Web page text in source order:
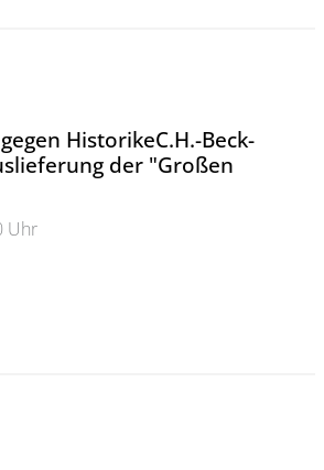
HistorikeC.H.-Beck-
der "Großen
Uhr
HistorikeC.H.-Beck-Verlag stoppt